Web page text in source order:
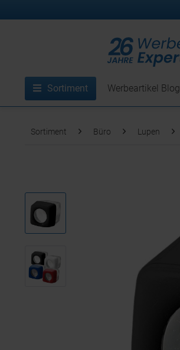
Sortiment Werbeartikel Blog
Sortiment Büro Lupen